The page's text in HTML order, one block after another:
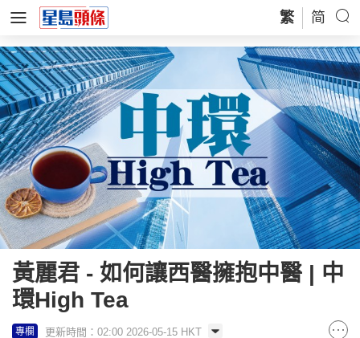
繁 简
黃麗君 - 如何讓西醫擁抱中醫 | 中
環High Tea
專欄 更新時間：02:00 2026-05-15 HKT